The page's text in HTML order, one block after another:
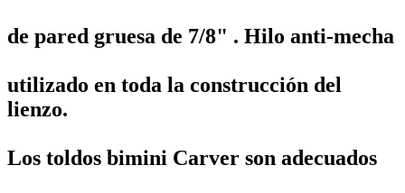
de pared gruesa de 7/8" . Hilo anti-mecha
utilizado en toda la construcción del
lienzo.
Los toldos bimini Carver son adecuados